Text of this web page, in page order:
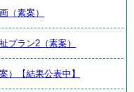
（素案）
ラン2（素案）
）【結果公表中】